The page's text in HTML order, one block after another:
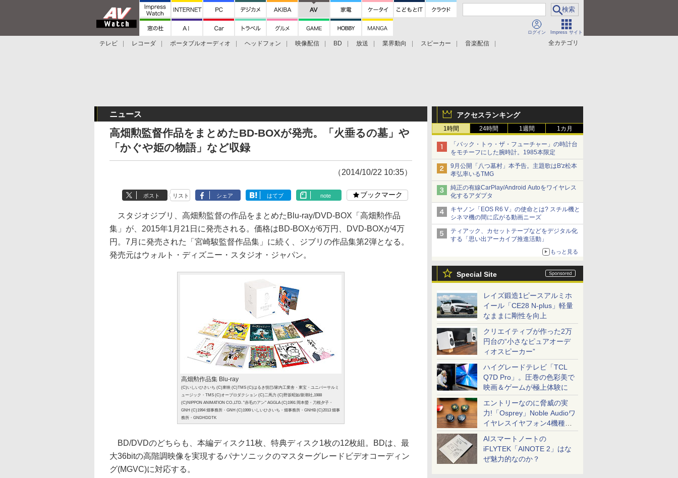
ログイン Impress サイト
全カテゴリ
テレビ レコーダ ポータブルオーディオ ヘッドフォン 映像配信 BD 放送 業界動向 スピーカー
音楽配信
アクセスランキング
1時間 24時間 1週間 1カ月
「バック・トゥ・ザ・フューチャー」の時計台
をモチーフにした腕時計。1985本限定
9月公開「八つ墓村」本予告。主題歌はB'z松本
孝弘率いるTMG
純正の有線CarPlay/Android Autoをワイヤレス
化するアダプタ
キヤノン「EOS R6 V」の使命とは? スチル機と
シネマ機の間に広がる動画ニーズ
ティアック、カセットテープなどをデジタル化
する「思い出アーカイブ推進活動」
もっと見る
Special Site
レイズ鍛造1ピースアルミホ
イール「CE28 N-plus」軽量
なままに剛性を向上
クリエイティブが作った2万
円台の“小さなピュアオーデ
ィオスピーカー”
ハイグレードテレビ「TCL
Q7D Pro」。圧巻の色彩美で
映画＆ゲームが極上体験に
エントリーなのに脅威の実
力!「Osprey」Noble Audioワ
イヤレスイヤフォン4機種を
一気に聴く
AIスマートノートの
iFLYTEK「AINOTE 2」はな
ぜ魅力的なのか？
ニュース
高畑勲監督作品をまとめたBD-BOXが発売。「火垂るの墓」や
「かぐや姫の物語」など収録
（2014/10/22 10:35）
ポスト リスト シェア はてブ note ブックマーク
スタジオジブリ、高畑勲監督の作品をまとめたBlu-ray/DVD-BOX「高畑勲作品
集」が、2015年1月21日に発売される。価格はBD-BOXが6万円、DVD-BOXが4万
円。7月に発売された「宮崎駿監督作品集」に続く、ジブリの作品集第2弾となる。
発売元はウォルト・ディズニー・スタジオ・ジャパン。
高畑勲作品集 Blu-ray
(C)いしいひさいち (C)東映 (C)TMS (C)はるき悦巳/家内工業舎・東宝・ユニバーサルミ
ュージック・TMS (C)オープロダクション (C)二馬力 (C)野坂昭如/新潮社,1988
(C)NIPPON ANIMATION CO.,LTD. "赤毛のアン" AGGLA (C)1991 岡本螢・刀根夕子・
GNH (C)1994 畑事務所・GNH (C)1999 いしいひさいち・畑事務所・GNHB (C)2013 畑事
務所・GNDHDDTK
BD/DVDのどちらも、本編ディスク11枚、特典ディスク1枚の12枚組。BDは、最
大36bitの高階調映像を実現するパナソニックのマスターグレードビデオコーディン
グ(MGVC)に対応する。